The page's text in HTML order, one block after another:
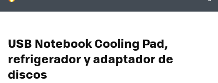
USB Notebook Cooling Pad,
refrigerador y adaptador de
discos